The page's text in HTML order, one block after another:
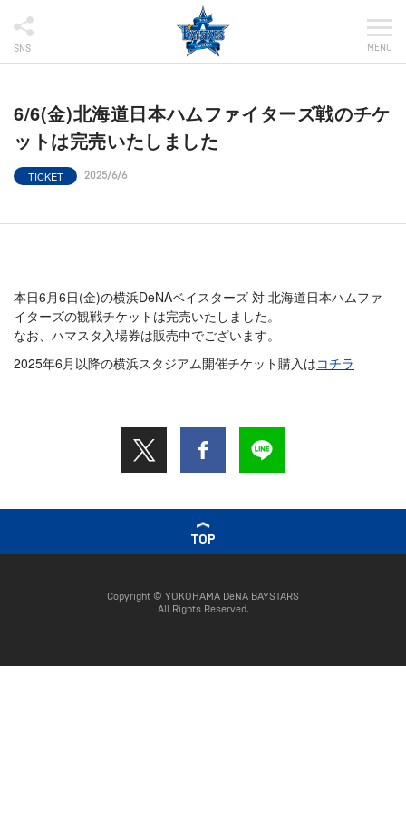
SNS MENU
6/6(金)北海道日本ハムファイターズ戦のチケ
ットは完売いたしました
TICKET 2025/6/6
本日6月6日(金)の横浜DeNAベイスターズ 対 北海道日本ハムファ
イターズの観戦チケットは完売いたしました。
なお、ハマスタ入場券は販売中でございます。
2025年6月以降の横浜スタジアム開催チケット購入はコチラ
TOP
Copyright © YOKOHAMA DeNA BAYSTARS
All Rights Reserved.